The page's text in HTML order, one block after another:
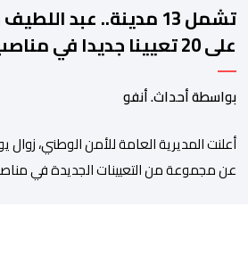
تشمل 13 مدينة.. عبد
على 20 تعيينا جديدا في
بمصالح الأمن الوطني
بواسطة أحداث. أنفو
عن مجموعة من التعيينات الجديدة في